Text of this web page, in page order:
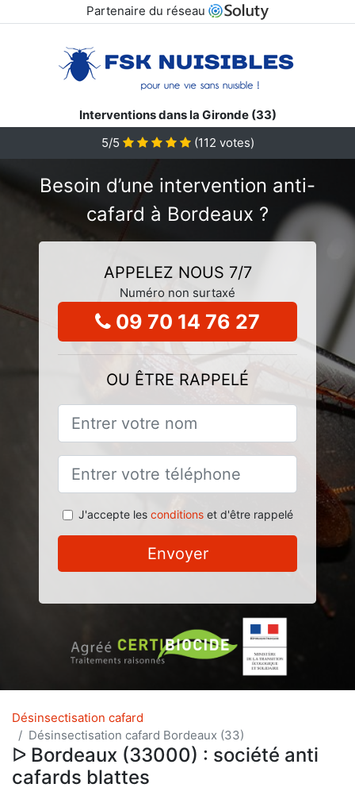
Partenaire du réseau
Interventions dans la Gironde (33)
5/5
(112 votes)
Besoin d’une intervention anti-
cafard à Bordeaux ?
APPELEZ NOUS 7/7
Numéro non surtaxé
09 70 14 76 27
OU ÊTRE RAPPELÉ
J'accepte les conditionset d'être rappelé
Envoyer
Désinsectisation cafard
Désinsectisation cafard Bordeaux (33)
ᐅ Bordeaux (33000) : société anti
cafards blattes